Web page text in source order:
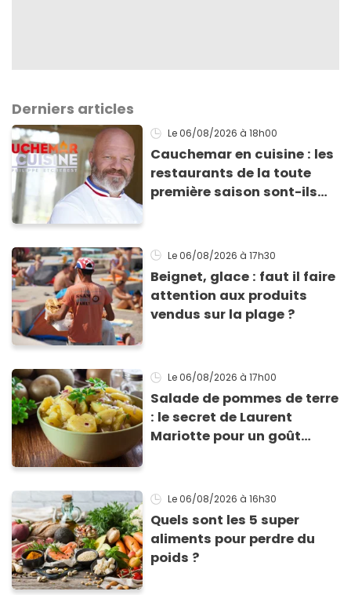
Derniers articles
Le 06/08/2026 à 18h00
Cauchemar en cuisine : les
restaurants de la toute
première saison sont-ils
Le 06/08/2026 à 17h30
Beignet, glace : faut il faire
attention aux produits
vendus sur la plage ?
Le 06/08/2026 à 17h00
Salade de pommes de terre
: le secret de Laurent
Mariotte pour un goût
Le 06/08/2026 à 16h30
Quels sont les 5 super
aliments pour perdre du
poids ?